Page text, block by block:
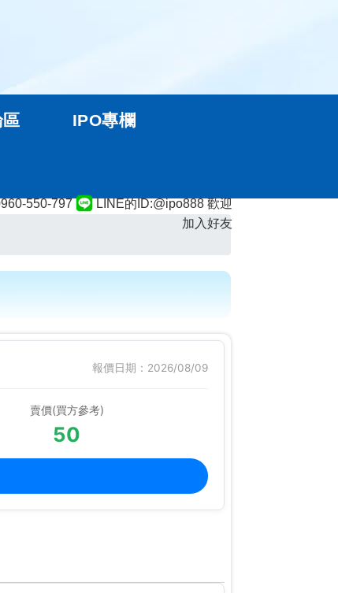
550-797
LINE的ID:@ipo888 歡迎
加入好友
IPO專欄
報價日期：2026/08/09
賣價(買方參考)
50